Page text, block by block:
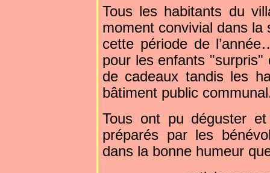
Tous les habitants du
moment convivial dans la
cette période de
pour les enfants
de cadeaux tandis les
bâtiment public
Tous ont pu déguster
préparés par les
dans la bonne humeur